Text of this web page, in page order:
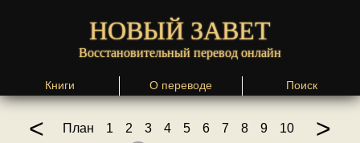
НОВЫЙ ЗАВЕТ
Восстановительный перевод онлайн
Книги О переводе Поиск
< План 1 2 3 4 5 6 7 8 9
10
>